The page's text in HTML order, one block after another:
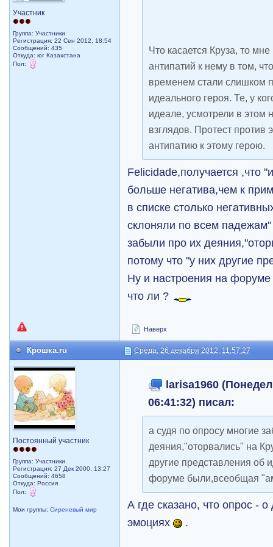
Участник
Группа: Участники
Регистрация: 22 Сен 2012, 18:54
Сообщений: 435
Откуда: юг Казахстана
Пол:
Что касается Круза, то
антипатий к нему в том,
временем стали слишком
идеального героя. Те, у
идеале, усмотрели в этом
взглядов. Протест против
антипатию к этому герою.
Felicidade,получается ,что
больше негатива,чем к
в списке столько
склоняли по всем
забыли про их
потому что "у них другие
Ну и настроения на
что ли ?
Наверх
Крошка.ru Среда, 26 декабря 2012, 11:57:27
Постоянный участник
Группа: Участники
Регистрация: 27 Дек 2000, 13:27
Сообщений: 4658
Откуда: Россия
Пол:
Мои группы:Сиреневый мир
larisa1960
06:41:32) писал:
а судя по опросу многие
деяния,"оторвались" на
другие представления об
форуме были,всеобщая
А где сказано, что опрос -
эмоциях
.